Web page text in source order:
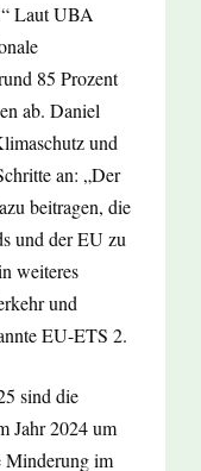
Laut UBA
85 Prozent
ab. Daniel
und
an: „Der
beitragen, die
und der EU zu
weiteres
und
EU-ETS 2.
sind die
Jahr 2024 um
Minderung im